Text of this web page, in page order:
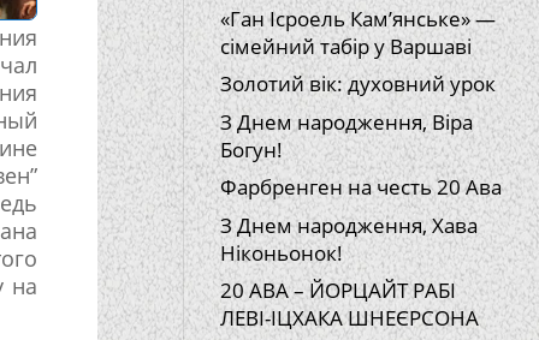
на
«Ган Ісроель Кам’янське» —
сімейний табір у Варшаві
Золотий вік: духовний урок
З Днем народження, Віра
Богун!
Фарбренген на честь 20 Ава
З Днем народження, Хава
Ніконьонок!
20 АВА – ЙОРЦАЙТ РАБІ
ЛЕВІ-ІЦХАКА ШНЕЄРСОНА